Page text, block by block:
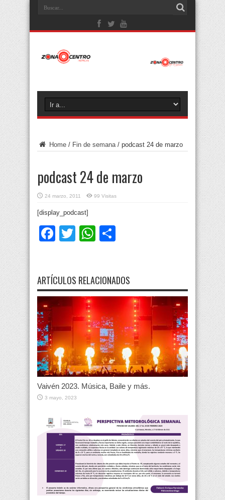
Home / Fin de semana / podcast 24 de marzo
podcast 24 de marzo
24 marzo, 2011 99 Visitas
[display_podcast]
Facebook
TwitterWhatsApp
ARTÍCULOS RELACIONADOS
Vaivén 2023. Música, Baile y más.
3 mayo, 2023